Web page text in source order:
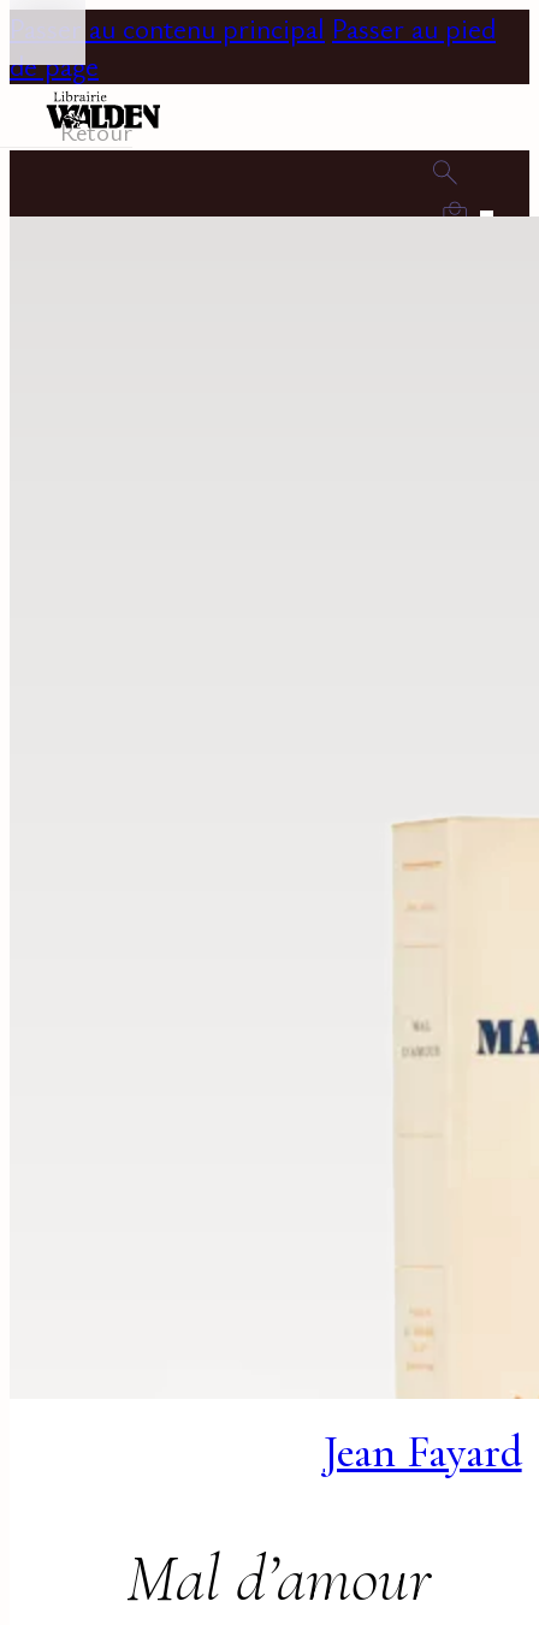
Passer au contenu principal Passer au pied
de page
0
Jean Fayard
Mal d’amour
Retour